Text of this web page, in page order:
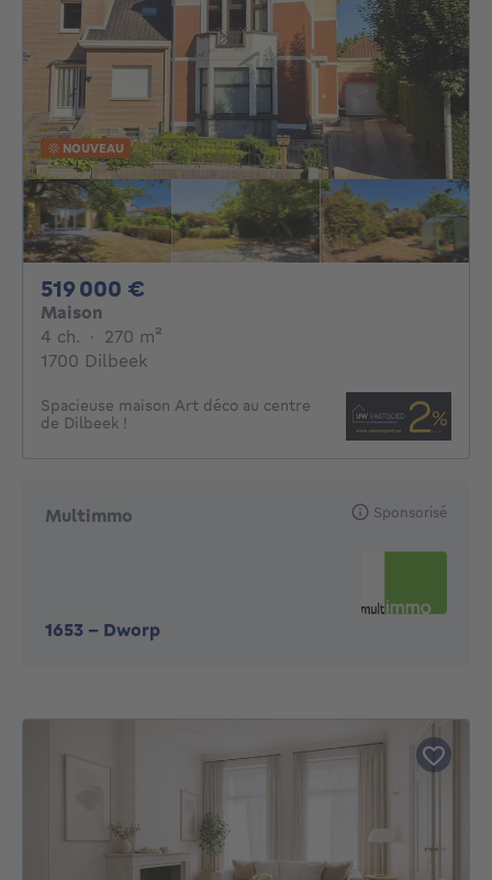
NOUVEAU
519 000 €
Maison
4 ch. 4 chambres
· 270 m²
1700 Dilbeek
Spacieuse maison Art déco au centre
de Dilbeek !
Multimmo
1653 - Dworp
Sponsorisé